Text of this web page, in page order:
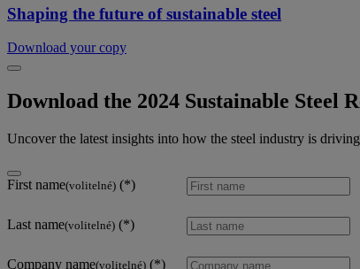
Shaping the future of sustainable steel
Download your copy
Download the 2024 Sustainable Steel
Uncover the latest insights into how the steel industry is
First name(volitelné)
Last name(volitelné)
Company name(volitelné)